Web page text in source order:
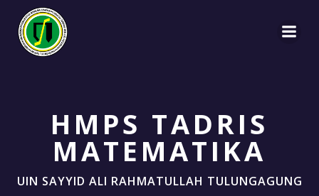
HMPS TADRIS
MATEMATIKA
UIN SAYYID ALI RAHMATULLAH TULUNGAGUNG